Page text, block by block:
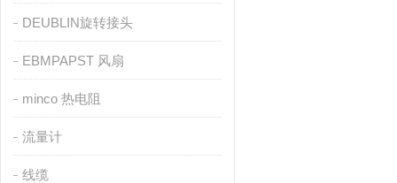
DEUBLIN旋转接头
EBMPAPST 风扇
minco 热电阻
流量计
线缆